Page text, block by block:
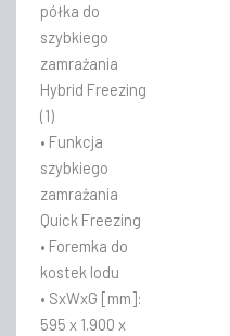
półka do
szybkiego
zamrażania
Hybrid Freezing
(1)
• Funkcja
szybkiego
zamrażania
Quick Freezing
• Foremka do
kostek lodu
• SxWxG [mm]:
595 x 1.900 x